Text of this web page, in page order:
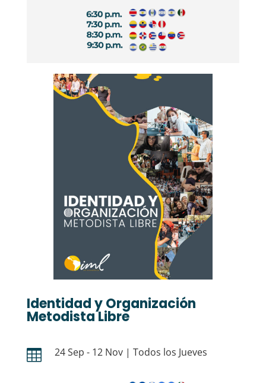
Identidad y Organización
Metodista Libre
 24 Sep - 12 Nov | Todos los Jueves